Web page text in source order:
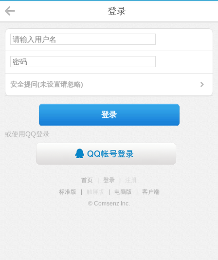
登录
安全提问(未设置请忽略)
登录
或使用QQ登录
首页 登录
注册
标准版
触屏版 电脑版
客户端
© Comsenz Inc.